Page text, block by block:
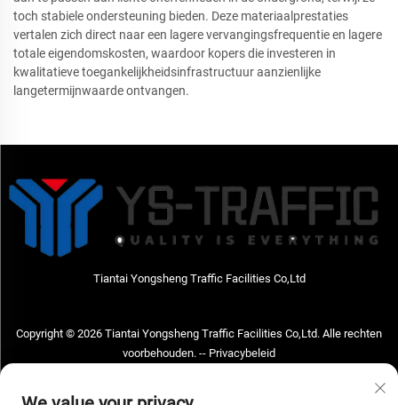
toch stabiele ondersteuning bieden. Deze materiaalprestaties
vertalen zich direct naar een lagere vervangingsfrequentie en lagere
totale eigendomskosten, waardoor kopers die investeren in
kwalitatieve toegankelijkheidsinfrastructuur aanzienlijke
langetermijnwaarde ontvangen.
Tiantai Yongsheng Traffic Facilities Co,Ltd
Copyright © 2026 Tiantai Yongsheng Traffic Facilities Co,Ltd. Alle rechten
voorbehouden. -- Privacybeleid